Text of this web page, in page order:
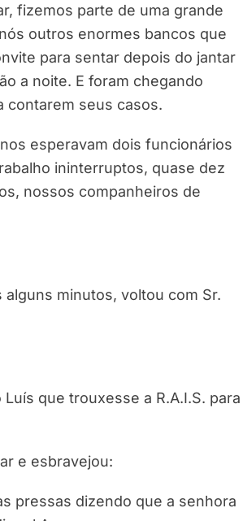
fizemos parte de uma grande
outros enormes bancos que
para sentar depois do jantar
a noite. E foram chegando
contarem seus casos.
esperavam dois funcionários
ininterruptos, quase dez
nossos companheiros de
minutos, voltou com Sr.
que trouxesse a R.A.I.S. para
e esbravejou:
pressas dizendo que a senhora